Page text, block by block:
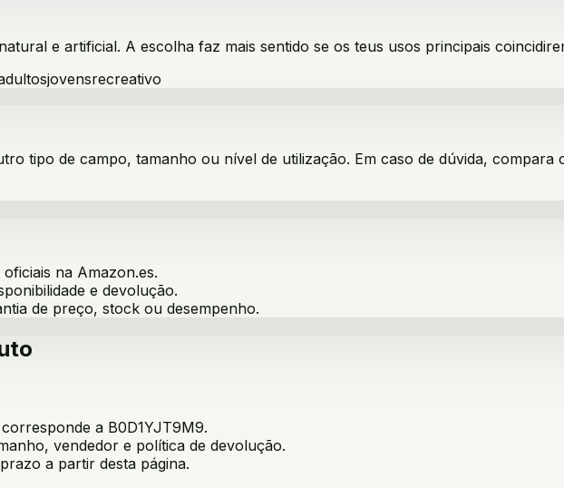
e artificial. A escolha faz mais sentido se os teus usos principais
jovensrecreativo
tipo de campo, tamanho ou nível de utilização. Em caso de dúvida,
na Amazon.es.
e devolução.
de preço, stock ou desempenho.
a B0D1YJT9M9.
vendedor e política de devolução.
a partir desta página.